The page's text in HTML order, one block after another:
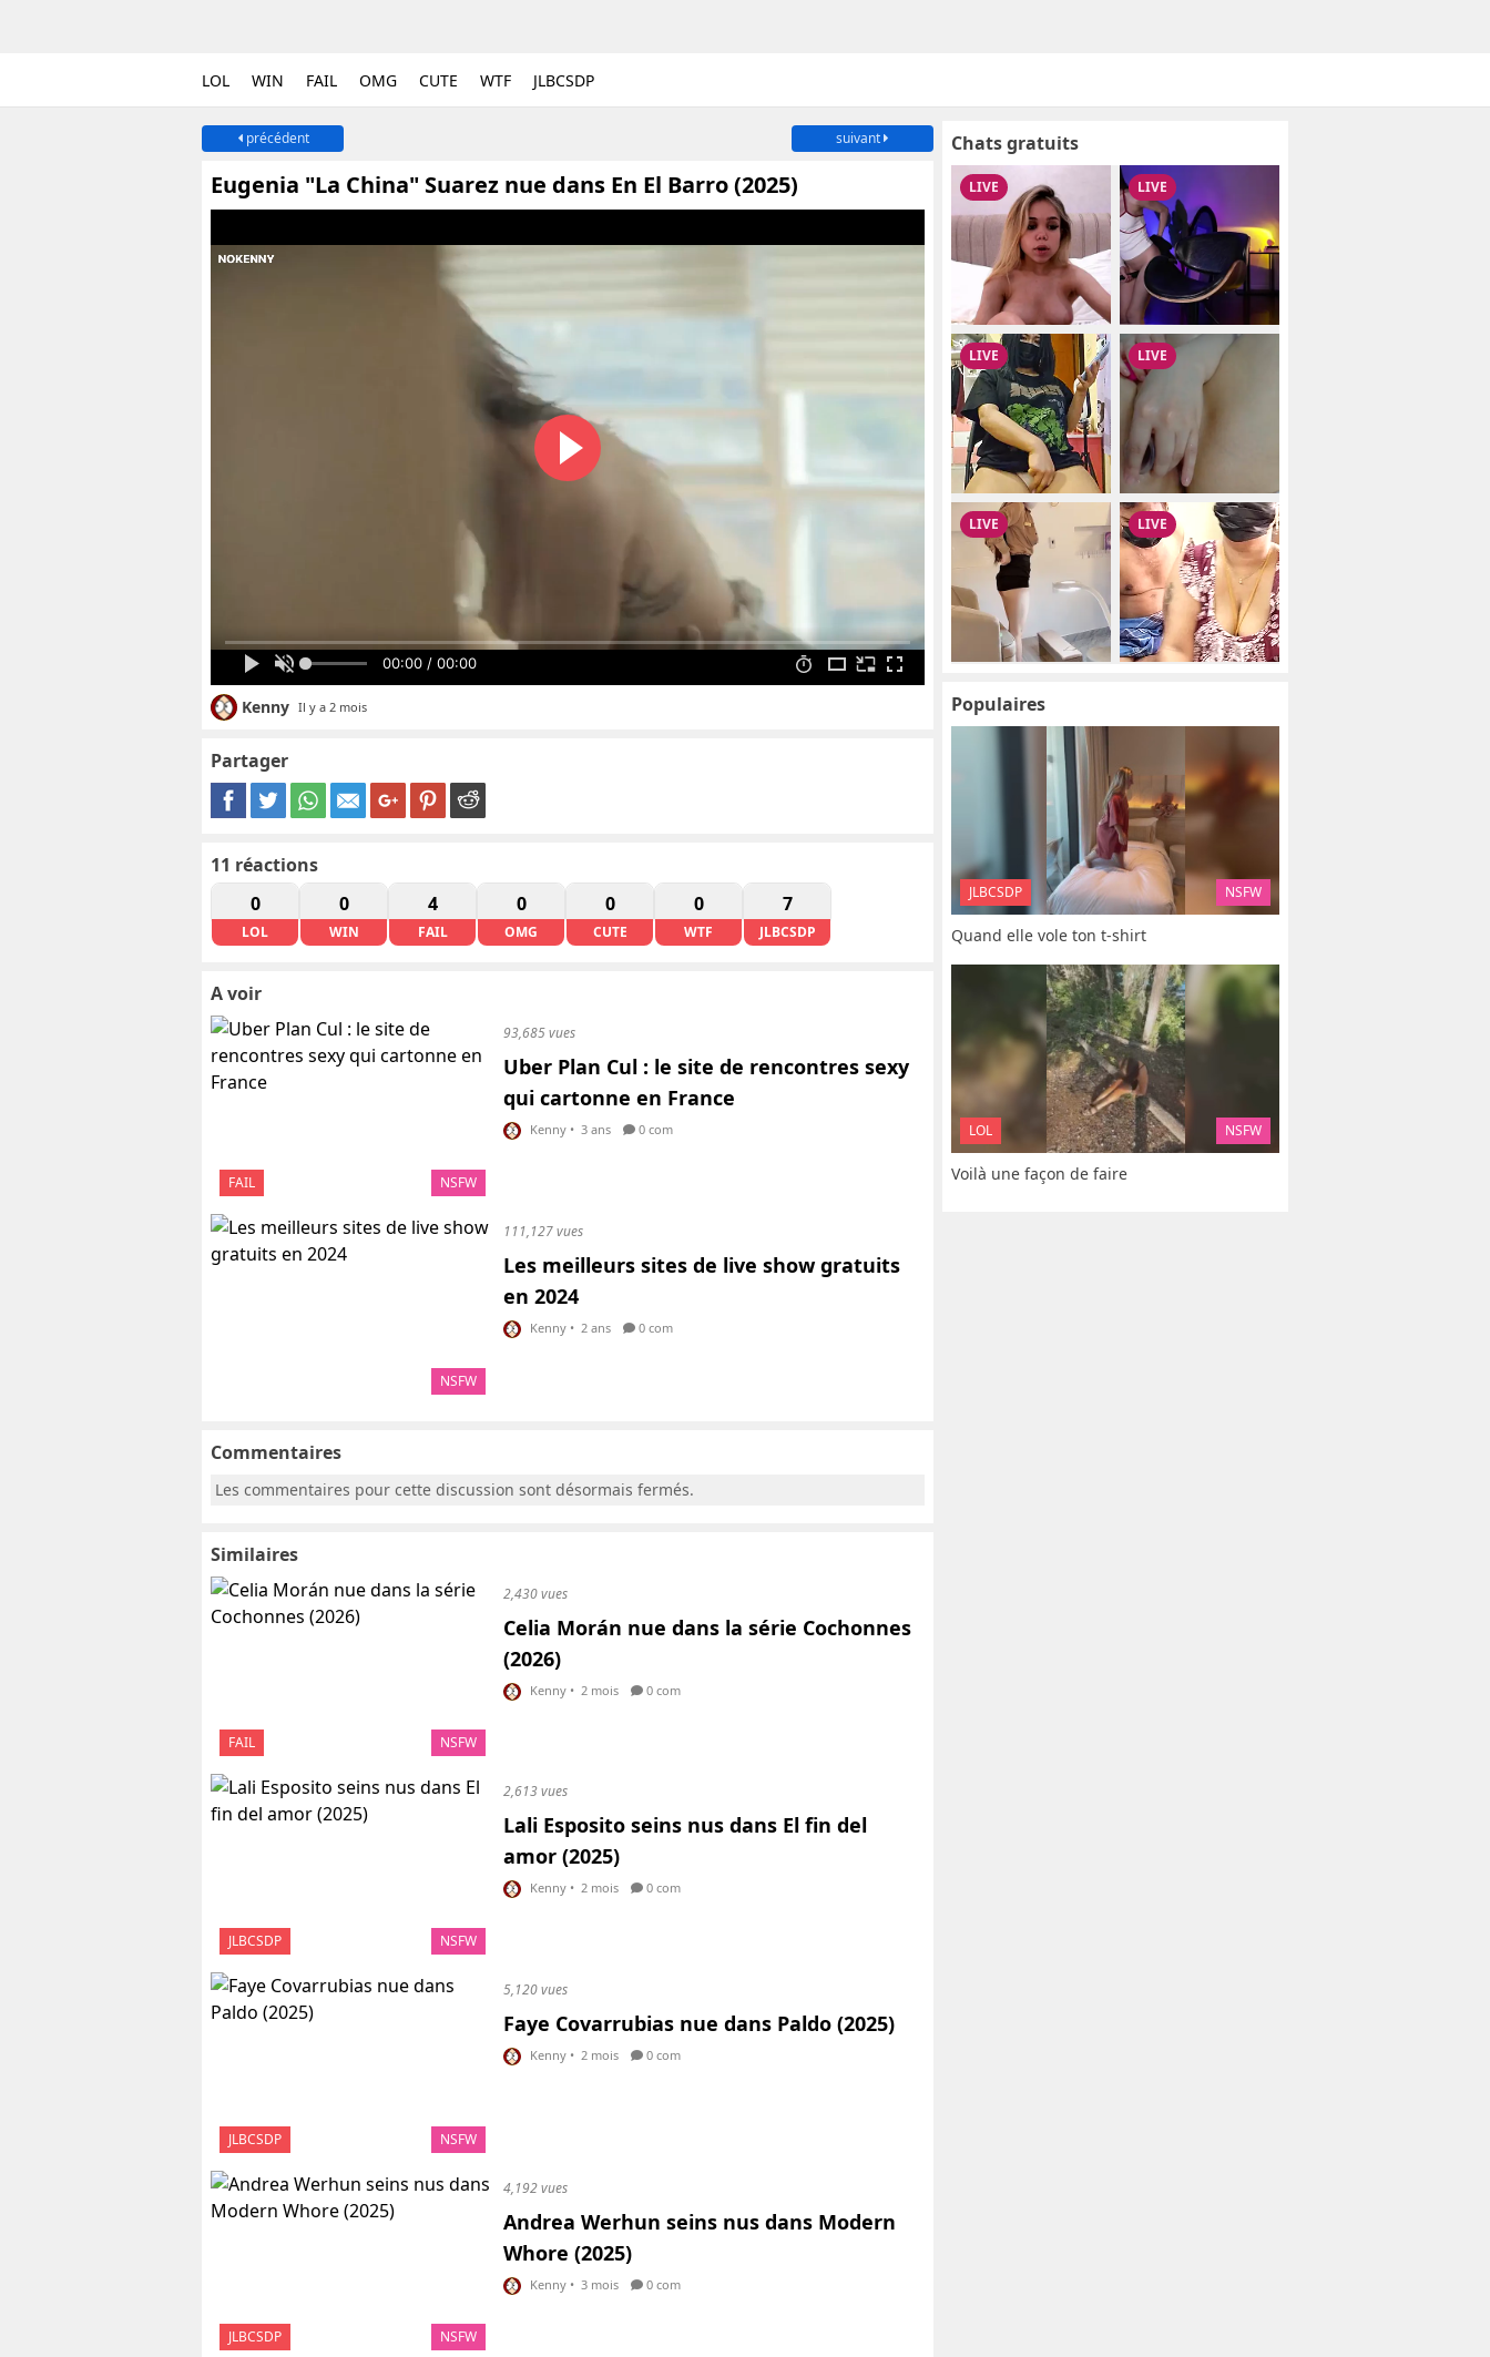
LOL WIN FAIL OMG CUTE WTF JLBCSDP
précédent suivant
Eugenia "La China" Suarez nue dans En El Barro (2025)
00:00 / 00:00
Kenny Il y a 2 mois
Partager
11 réactions
0
LOL
0
WIN
4
FAIL
0
OMG
0
CUTE
0
WTF
7
JLBCSDP
A voir
FAIL NSFW
93,685 vues
Uber Plan Cul : le site de rencontres sexy
qui cartonne en France
Kenny • 3 ans 0 com
NSFW
111,127 vues
Les meilleurs sites de live show gratuits
en 2024
Kenny • 2 ans 0 com
Commentaires
Les commentaires pour cette discussion sont désormais fermés.
Similaires
FAIL NSFW
2,430 vues
Celia Morán nue dans la série Cochonnes
(2026)
Kenny • 2 mois 0 com
JLBCSDP NSFW
2,613 vues
Lali Esposito seins nus dans El fin del
amor (2025)
Kenny • 2 mois 0 com
JLBCSDP NSFW
5,120 vues
Faye Covarrubias nue dans Paldo (2025)
Kenny • 2 mois 0 com
JLBCSDP NSFW
4,192 vues
Andrea Werhun seins nus dans Modern
Whore (2025)
Kenny • 3 mois 0 com
Chats gratuits
Populaires
JLBCSDP NSFW
Quand elle vole ton t-shirt
LOL NSFW
Voilà une façon de faire